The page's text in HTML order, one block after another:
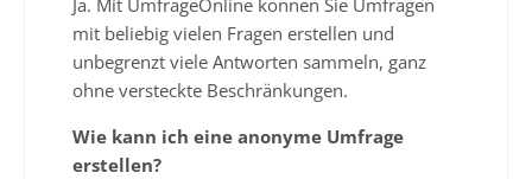
mit beliebig vielen Fragen erstellen und
unbegrenzt viele Antworten sammeln, ganz
ohne versteckte Beschränkungen.
Wie kann ich eine anonyme Umfrage
erstellen?